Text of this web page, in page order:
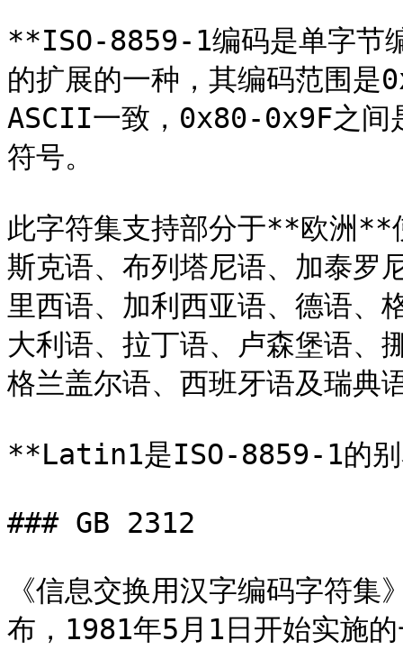
**ISO-8859-1编码是单字节
的扩展的一种，其编码范围
ASCII一致，0x80-0x9F之间
符号。
此字符集支持部分于**欧洲**
斯克语、布列塔尼语、加泰罗
里西语、加利西亚语、德语、
大利语、拉丁语、卢森堡语、
格兰盖尔语、西班牙语及瑞典
**Latin1是ISO-8859-1的
### GB 2312
《信息交换用汉字编码字符
布，1981年5月1日开始实施